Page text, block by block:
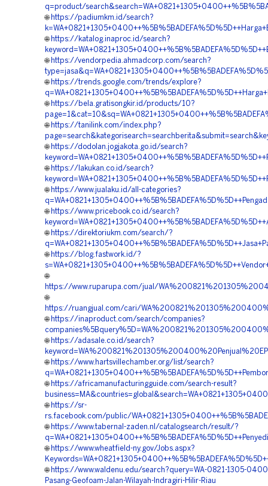
q=product/
🌐 https://padiumkm.id/search?
🌐 https://katalog.inaproc.id/search?
🌐 https://vendorpedia.ahmadcorp.com/search?
🌐 https://trends.google.com/trends/explore?
🌐 https://bela.gratisongkir.id/products/10?
🌐 https://tanilink.com/index.php?
🌐 https://dodolan.jogjakota.go.id/search?
🌐 https://lakukan.co.id/search?
🌐 https://www.jualaku.id/all-categories?
🌐 https://www.pricebook.co.id/search?
🌐 https://direktoriukm.com/search/?
🌐 https://blog.fastwork.id/?
🌐
https://www.ruparupa.com/jual/
🌐
https://ruangjual.com/cari/
🌐 https://inaproduct.com/search/companies?
🌐 https://adasale.co.id/search?
🌐 https://www.hartsvillechamber.org/list/search?
🌐 https://africamanufacturingguide.com/search-result?
🌐 https://sr-
rs.facebook.com/public/
🌐 https://www.tabernal-zaden.nl/catalogsearch/result/?
🌐 https://www.wheatfield-ny.gov/Jobs.aspx?
🌐 https://www.waldenu.edu/search?query=WA-0821-1305-
Pasang-Geofoam-Jalan-Wilayah-Indragiri-Hilir-Riau